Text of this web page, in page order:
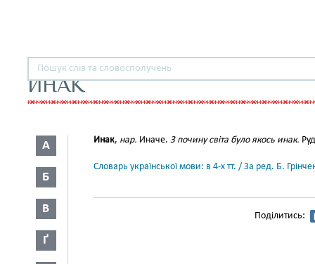
ИНАК
А
Б
В
Ґ
Инак, нар. Иначе. З почину світа було якось инак.
Словарь української мови: в 4-х тт. / За ред. Б.
Поділитись: